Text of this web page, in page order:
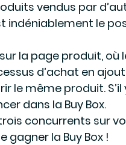
vendus par
indéniablement le
sur la page produit,
d’achat en
le même produit. S’il
dans la Buy Box.
concurrents sur
la Buy Box !